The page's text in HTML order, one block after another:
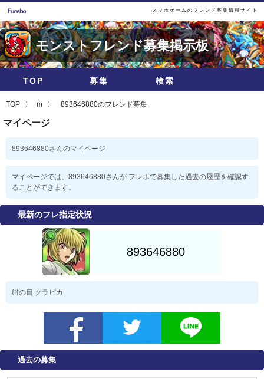
スマホゲームのフレンド募集情報サイト
モンストフレンド募集掲示板
TOP 募集 検索
TOP m 893646880のフレンド募集
マイページ
893646880さんのマイページ
マイページでは、893646880さんが フレボで募集した過去の履歴を確認す
ることができます。
最新のフレ指定状況
緋の目 クラピカ
過去の募集